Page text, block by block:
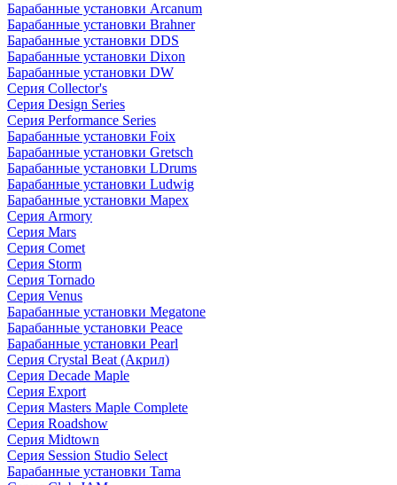
Барабанные установки Arcanum
Барабанные установки Brahner
Барабанные установки DDS
Барабанные установки Dixon
Барабанные установки DW
Серия Collector's
Серия Design Series
Серия Performance Series
Барабанные установки Foix
Барабанные установки Gretsch
Барабанные установки LDrums
Барабанные установки Ludwig
Барабанные установки Mapex
Серия Armory
Серия Mars
Серия Comet
Серия Storm
Серия Tornado
Серия Venus
Барабанные установки Megatone
Барабанные установки Peace
Барабанные установки Pearl
Серия Crystal Beat (Акрил)
Серия Decade Maple
Серия Export
Серия Masters Maple Complete
Серия Roadshow
Серия Midtown
Серия Session Studio Select
Барабанные установки Tama